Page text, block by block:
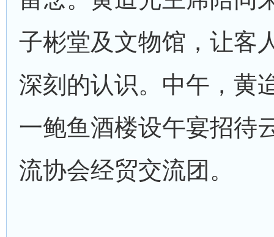
子彬堂及文物馆，让客
深刻的认识。中午，黄
一鲍鱼酒楼设午宴招待
流协会经贸交流团。